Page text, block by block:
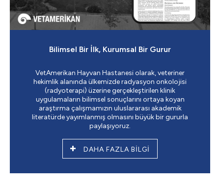
Bilimsel Bir İlk, Kurumsal Bir Gurur
VetAmerikan Hayvan Hastanesi olarak, veteriner
hekimlik alanında ülkemizde radyasyon onkolojisi
(radyoterapi) üzerine gerçekleştirilen klinik
uygulamaların bilimsel sonuçlarını ortaya koyan
araştırma çalışmamızın uluslararası akademik
literatürde yayımlanmış olmasını büyük bir gururla
paylaşıyoruz.
DAHA FAZLA BİLGİ